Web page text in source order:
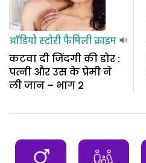
ऑडियो स्टोरीफैमिली क्राइम
कटवा दी जिंदगी की डोर :
पत्नी और उस के प्रेमी ने
ली जान – भाग 2